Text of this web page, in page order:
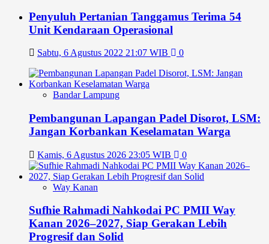
Penyuluh Pertanian Tanggamus Terima 54
Unit Kendaraan Operasional
Sabtu, 6 Agustus 2022 21:07 WIB 0
Bandar Lampung
Pembangunan Lapangan Padel Disorot, LSM:
Jangan Korbankan Keselamatan Warga
Kamis, 6 Agustus 2026 23:05 WIB 0
Way Kanan
Sufhie Rahmadi Nahkodai PC PMII Way
Kanan 2026–2027, Siap Gerakan Lebih
Progresif dan Solid